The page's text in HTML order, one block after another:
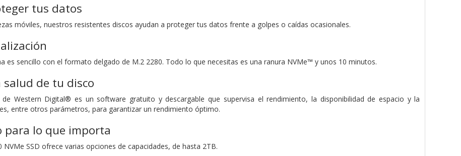
tus datos
móviles, nuestros resistentes discos ayudan a proteger tus datos frente a golpes o caídas ocasionales.
es sencillo con el formato delgado de M.2 2280. Todo lo que necesitas es una ranura NVMe™ y unos 10 minutos.
salud de tu disco
de Western Digital® es un software gratuito y descargable que supervisa el rendimiento, la disponibilidad de espacio y la
entre otros parámetros, para garantizar un rendimiento óptimo.
para lo que importa
NVMe SSD ofrece varias opciones de capacidades, de hasta 2TB.